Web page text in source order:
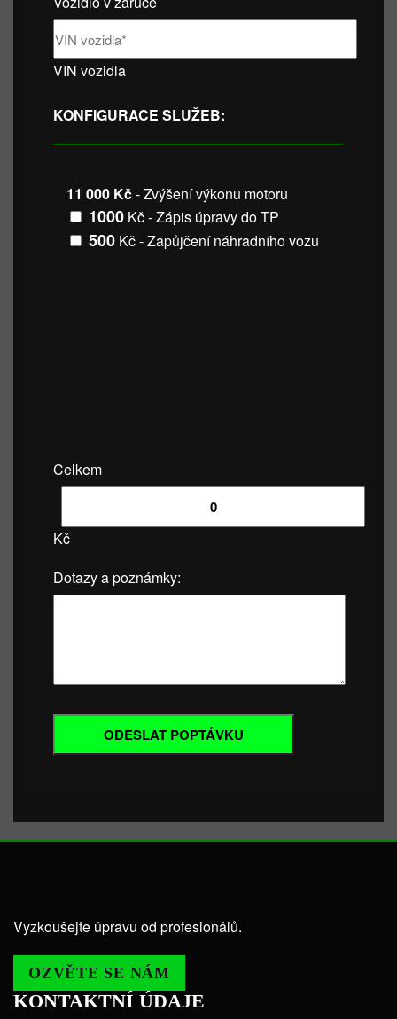
VIN vozidla
KONFIGURACE SLUŽEB:
11 000 Kč- Zvýšení výkonu motoru
1000 Kč - Zápis úpravy do TP
500 Kč - Zapůjčení náhradního vozu
Celkem
Kč
Dotazy a poznámky:
Vyzkoušejte úpravu od profesionálů.
OZVĚTE SE NÁM
KONTAKTNÍ ÚDAJE